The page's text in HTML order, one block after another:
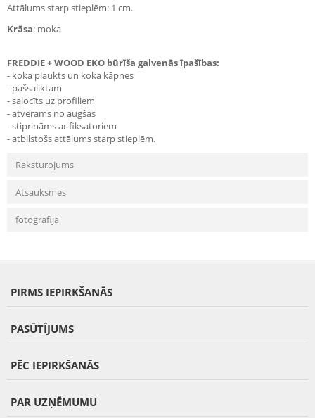
Attālums starp stieplēm: 1 cm.
Krāsa: moka
FREDDIE + WOOD EKO būrīša galvenās īpašības:
- koka plaukts un koka kāpnes
- pašsaliktam
- salocīts uz profiliem
- atverams no augšas
- stiprināms ar fiksatoriem
- atbilstošs attālums starp stieplēm.
Raksturojums
Atsauksmes
fotogrāfija
PIRMS IEPIRKŠANĀS
PASŪTĪJUMS
PĒC IEPIRKŠANĀS
PAR UZŅĒMUMU